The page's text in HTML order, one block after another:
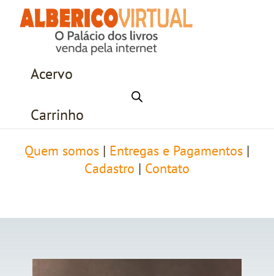
Acervo
Carrinho
Quem somos Entregas e Pagamentos
Cadastro
Contato